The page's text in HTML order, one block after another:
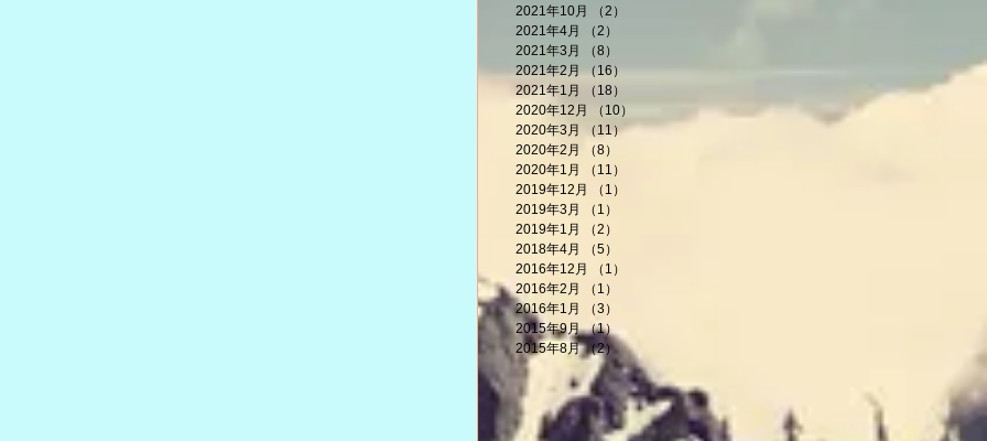
2021年10月
（2）
2021年4月
（2）
2021年3月
（8）
2021年2月
（16）
2021年1月
（18）
2020年12月
（10）
10件の記事
2020年3月
（11）11件の記事
2020年2月
（8）
2020年1月
（11）
2019年12月
（1）
2019年3月
（1）
2019年1月
（2）
2018年4月
（5）
2016年12月
（1）
2016年2月
（1）
2016年1月
（3）
2015年9月 （1）
2015年8月 （2）2件の記事